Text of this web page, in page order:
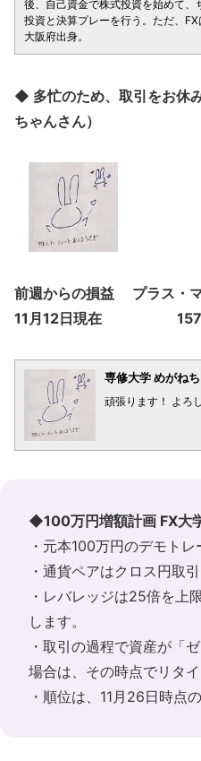
後、自己資金で株式投資を始めて
投資と決算プレーを行う。ただ、FX
大阪府出身。
◆ 多忙のため、取引をお休
ちゃんさん）
前週からの損益 プラス・
11月12日現在 157
専修大学 めがね
頑張ります！ よろ
◆100万円増額計画 FX大
・元本100万円のデモトレ
・通貨ペアはクロス円取引
・レバレッジは25倍を上
します。
・取引の過程で資産が「
場合は、その時点でリタイ
・順位は、11月26日時点